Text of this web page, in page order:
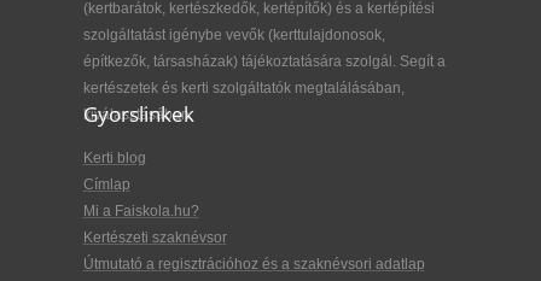
(kertbarátok, kertészkedők, kertépítők) és a kertépítési
szolgáltatást igénybe vevők (kerttulajdonosok,
építkezők, társasházak) tájékoztatására szolgál. Segít a
kertészetek és kerti szolgáltatók megtalálásában,
kiválasztásában.
Gyorslinkek
Kerti blog
Címlap
Mi a Faiskola.hu?
Kertészeti szaknévsor
Útmutató a regisztrációhoz és a szaknévsori adatlap